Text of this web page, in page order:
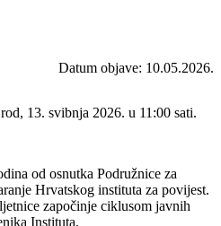
Datum objave: 10.05.2026.
13. svibnja 2026. u 11:00 sati.
od osnutka Podružnice za
Hrvatskog instituta za povijest.
započinje ciklusom javnih
Instituta.